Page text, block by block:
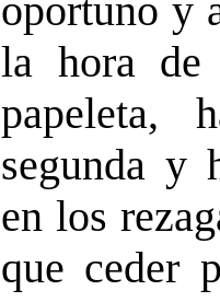
oportuno y
la hora de
papeleta,
segunda y
en los
que ceder